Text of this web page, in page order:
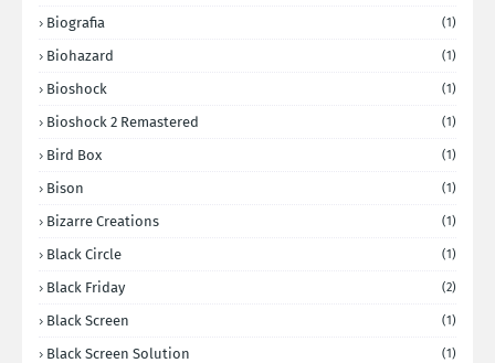
Biografia (1)
Biohazard (1)
Bioshock (1)
Bioshock 2 Remastered (1)
Bird Box (1)
Bison (1)
Bizarre Creations (1)
Black Circle (1)
Black Friday (2)
Black Screen (1)
Black Screen Solution (1)